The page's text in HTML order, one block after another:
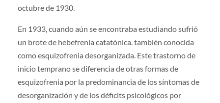
octubre de 1930.
En 1933, cuando aún se encontraba estudiando sufrió
un brote de hebefrenia catatónica. también conocida
como esquizofrenia desorganizada. Este trastorno de
inicio temprano se diferencia de otras formas de
esquizofrenia por la predominancia de los síntomas de
desorganización y de los déficits psicológicos por